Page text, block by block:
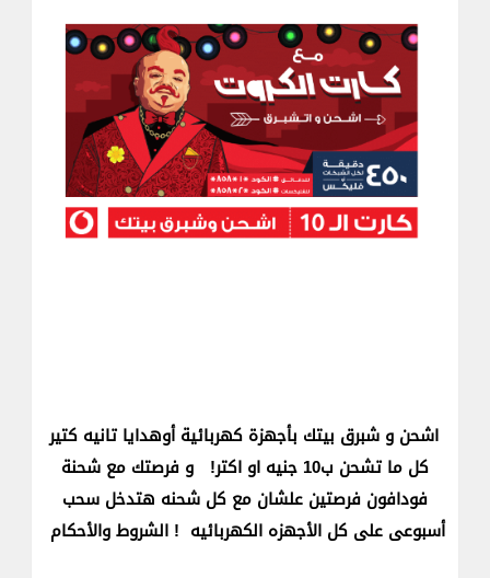
اشحن و شبرق بيتك بأجهزة كهربائية أوهدايا تانيه كتير
كل ما تشحن ب10 جنيه او اكتر! و فرصتك مع شحنة
فودافون فرصتين علشان مع كل شحنه هتدخل سحب
أسبوعى على كل الأجهزه الكهربائيه ! الشروط والأحكام